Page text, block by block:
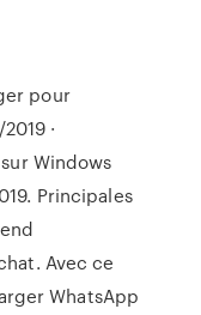
pour
·
Windows
Principales
Avec ce
WhatsApp